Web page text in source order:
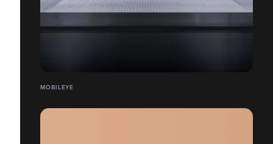
MOBILEYE